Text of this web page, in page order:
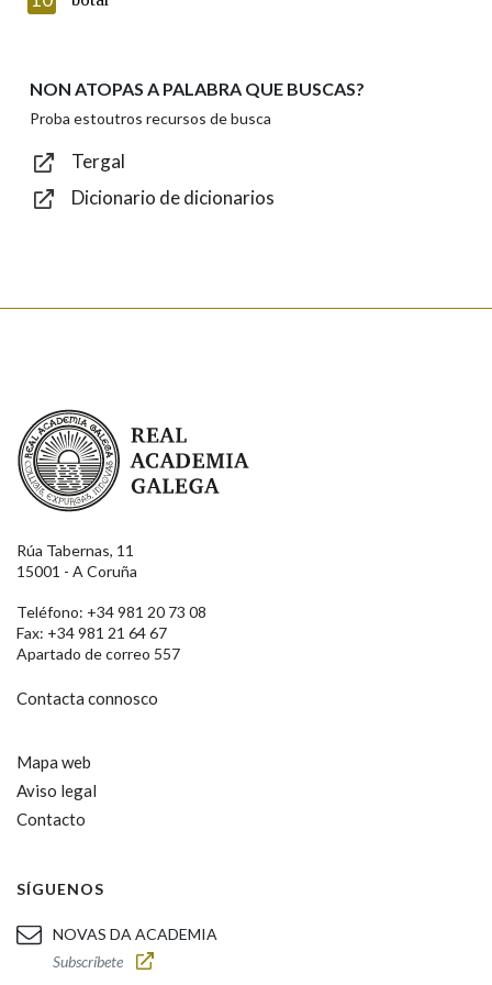
Texto de verificación
NON ATOPAS A PALABRA QUE BUSCAS?
Proba estoutros recursos de busca
Tergal
Dicionario de dicionarios
Real Academia Galega
Rúa Tabernas, 11
15001 - A Coruña
Teléfono: +34 981 20 73 08
Fax: +34 981 21 64 67
Apartado de correo 557
Contacta connosco
Mapa web
Aviso legal
Contacto
SÍGUENOS
NOVAS DA ACADEMIA
Subscríbete